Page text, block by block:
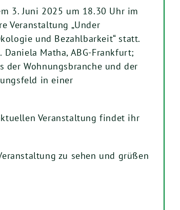
3. Juni 2025 um 18.30 Uhr im
Veranstaltung „Under
und Bezahlbarkeit“ statt.
Matha, ABG-Frankfurt;
der Wohnungsbranche und der
in einer
Veranstaltung findet ihr
zu sehen und grüßen